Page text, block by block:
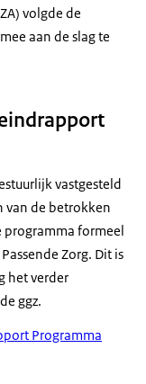
volgde de
aan de slag te
vastgesteld
van de betrokken
formeel
Zorg. Dit is
het verder
ggz.
Programma